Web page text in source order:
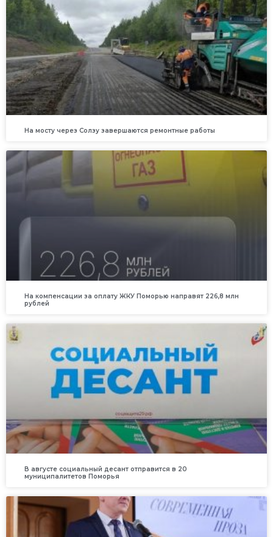
На мосту через Солзу завершаются ремонтные работы
На компенсации за оплату ЖКУ Поморью направят 226,8 млн
рублей
В августе социальный десант отправится в 20
муниципалитетов Поморья